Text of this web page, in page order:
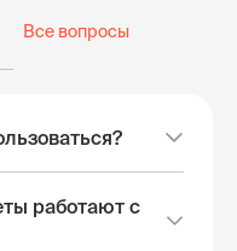
Все вопросы
работают с